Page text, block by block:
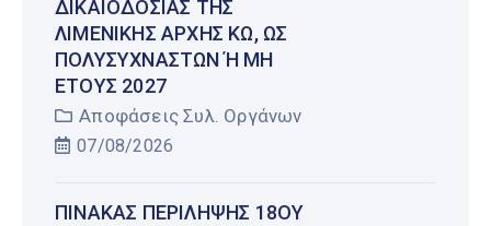
ΔΙΚΑΙΟΔΟΣΊΑΣ ΤΗΣ
ΛΙΜΕΝΙΚΉΣ ΑΡΧΉΣ ΚΩ, ΩΣ
ΠΟΛΥΣΎΧΝΑΣΤΩΝ Ή ΜΗ Έ
ΤΟΥΣ 2027
Αποφάσεις Συλ. Οργάνων
07/08/2026
ΠΊΝΑΚΑΣ ΠΕΡΊΛΗΨΗΣ 18ΟΥ